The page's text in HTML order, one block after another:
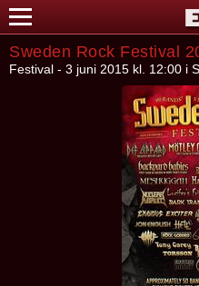
Sweden Rock Festival
Festival - 3 juni 2015 kl. 12:00 i